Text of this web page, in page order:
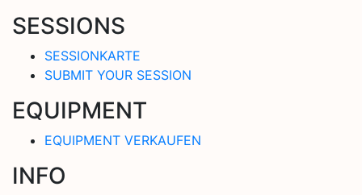
SESSIONS
SESSIONKARTE
SUBMIT YOUR SESSION
EQUIPMENT
EQUIPMENT VERKAUFEN
INFO